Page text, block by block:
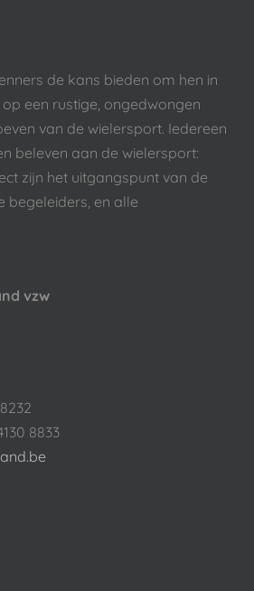
de kans bieden om hen in
een rustige, ongedwongen
van de wielersport. Iedereen
beleven aan de wielersport:
zijn het uitgangspunt van de
begeleiders, en alle
vzw
8833